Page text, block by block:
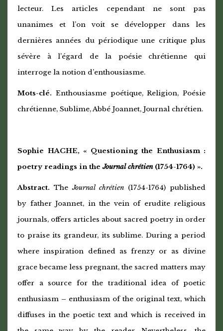
lecteur. Les articles cependant ne sont pas
unanimes et l’on voit se développer dans les
dernières années du périodique une critique plus
sévère à l’égard de la poésie chrétienne qui
interroge la notion d’enthousiasme.
Mots-clé. Enthousiasme poétique, Religion, Poésie
chrétienne, Sublime, Abbé Joannet, Journal chrétien.
Sophie HACHE, « Questioning the Enthusiasm :
poetry readings in theJournal chrétien(1754-1764) ».
Abstract. TheJournal chrétien (1754-1764) published
by father Joannet, in the vein of erudite religious
journals, offers articles about sacred poetry in order
to praise its grandeur, its sublime. During a period
where inspiration defined as frenzy or as divine
grace became less pregnant, the sacred matters may
offer a source for the traditional idea of poetic
enthusiasm – enthusiasm of the original text, which
diffuses in the poetic text and which is received in